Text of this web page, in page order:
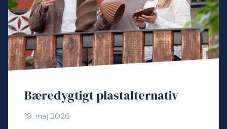
Bæredygtigt plastalternativ
19. maj 2026